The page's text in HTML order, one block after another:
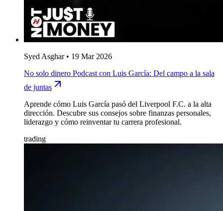
Syed Asghar• 19 Mar 2026
No solo dinero Podcast con Luis García: Del campo a la sala
de juntas
Aprende cómo Luis García pasó del Liverpool F.C. a la alta
dirección. Descubre sus consejos sobre finanzas personales,
liderazgo y cómo reinventar tu carrera profesional.
trading